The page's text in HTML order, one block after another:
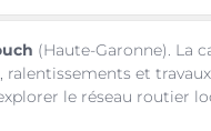
(Haute-Garonne). La
et
le réseau routier